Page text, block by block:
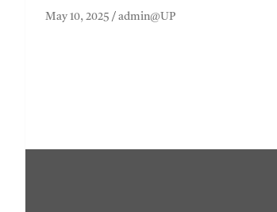
May 10, 2025 admin@UP